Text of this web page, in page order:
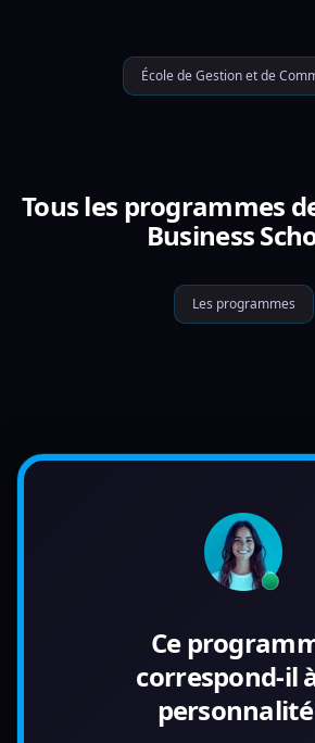
École de Gestion et de
Tous les programmes
Business
Les programmes
Ce
correspond-il
personnalité